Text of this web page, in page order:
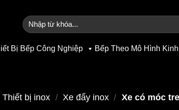
Tìm
kiếm:
Bị Bếp Công Nghiệp Bếp Theo Mô Hình
Thiết bị inox / Xe đẩy inox / Xe có móc